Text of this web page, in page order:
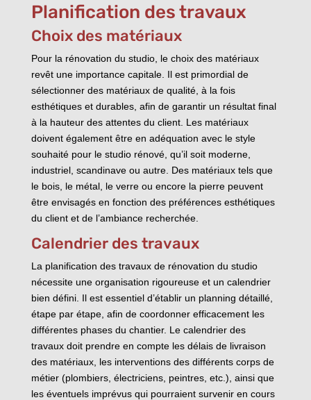
Planification des travaux
Choix des matériaux
Pour la rénovation du studio, le choix des matériaux
revêt une importance capitale. Il est primordial de
sélectionner des matériaux de qualité, à la fois
esthétiques et durables, afin de garantir un résultat final
à la hauteur des attentes du client. Les matériaux
doivent également être en adéquation avec le style
souhaité pour le studio rénové, qu’il soit moderne,
industriel, scandinave ou autre. Des matériaux tels que
le bois, le métal, le verre ou encore la pierre peuvent
être envisagés en fonction des préférences esthétiques
du client et de l’ambiance recherchée.
Calendrier des travaux
La planification des travaux de rénovation du studio
nécessite une organisation rigoureuse et un calendrier
bien défini. Il est essentiel d’établir un planning détaillé,
étape par étape, afin de coordonner efficacement les
différentes phases du chantier. Le calendrier des
travaux doit prendre en compte les délais de livraison
des matériaux, les interventions des différents corps de
métier (plombiers, électriciens, peintres, etc.), ainsi que
les éventuels imprévus qui pourraient survenir en cours